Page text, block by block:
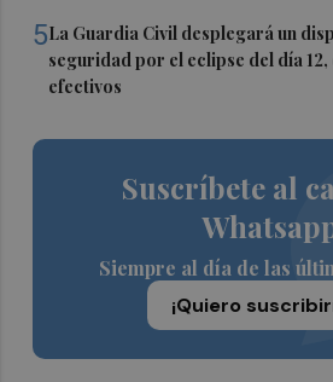
5La Guardia Civil desplegará un
seguridad por el eclipse del día
efectivos
Suscríbete al
Siempre al día de las
¡Quiero